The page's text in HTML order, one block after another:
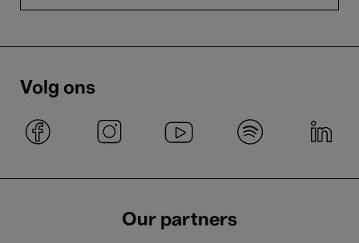
Volg ons
Our partners